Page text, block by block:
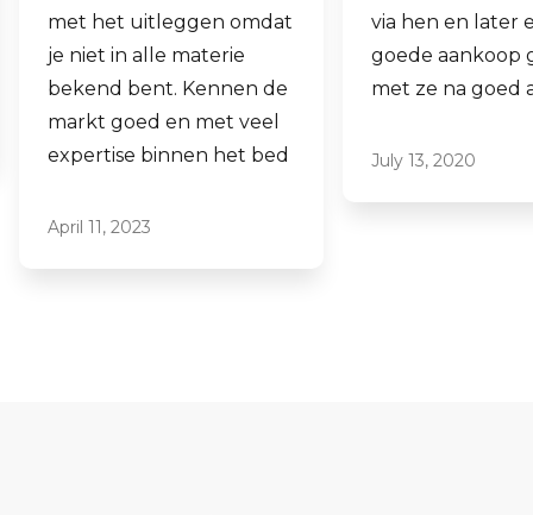
via hen en later een
goede aankoop gedaan
met ze na goed advies.
July 13, 2020
aankopen.
Laagdrempelig
professioneel,